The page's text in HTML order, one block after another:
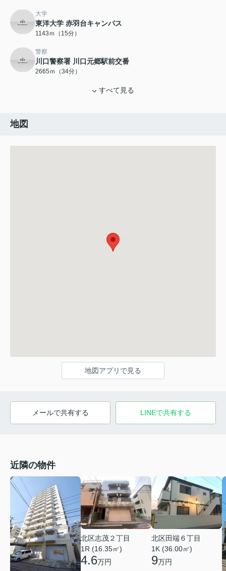
大学
東洋大学 赤羽台キャンパス
1143ｍ（15分）
警察
川口警察署 川口元郷駅前交番
2665ｍ（34分）
すべて見る
地図
地図アプリで見る
メールで共有する LINEで共有する
近隣の物件
北区志茂２丁目
1R (16.35㎡)
4.6万円
北区田端６丁目
1K (36.00㎡)
9万円